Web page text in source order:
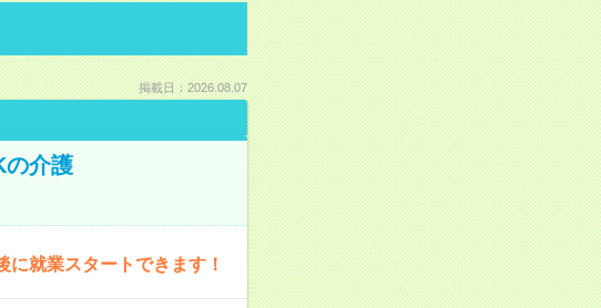
掲載日：2026.08.07
の介護
就業スタートできます！